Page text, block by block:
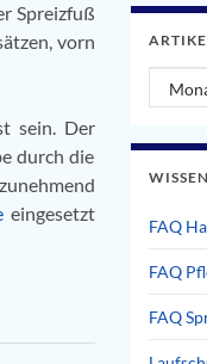
Spreizfuß
vorn
sein. Der
durch die
eingesetzt
FAQ
FAQ
FAQ